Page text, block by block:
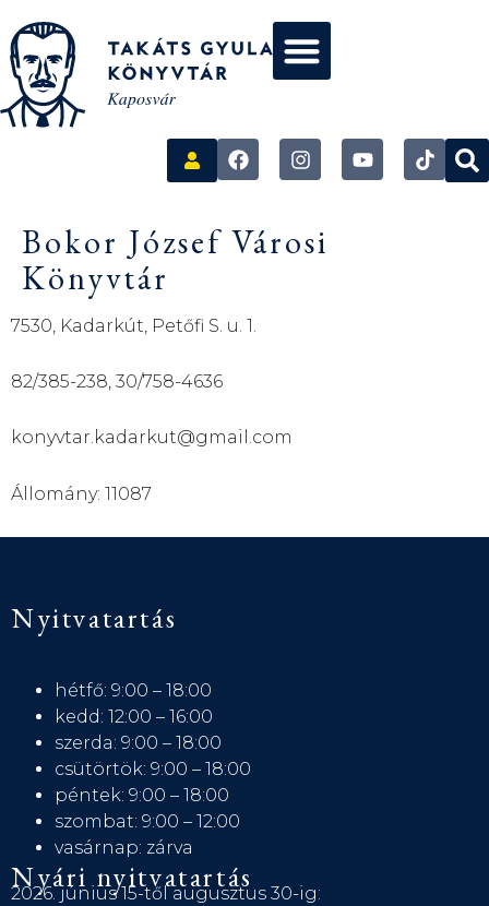
Bokor József Városi
Könyvtár
7530, Kadarkút, Petőfi S. u. 1.
82/385-238, 30/758-4636
konyvtar.kadarkut@gmail.com
Állomány: 11087
Nyitvatartás
hétfő: 9:00 – 18:00
kedd: 12:00 – 16:00
szerda: 9:00 – 18:00
csütörtök: 9:00 – 18:00
péntek: 9:00 – 18:00
szombat: 9:00 – 12:00
vasárnap: zárva
Nyári nyitvatartás
2026. június 15-től augusztus 30-ig: